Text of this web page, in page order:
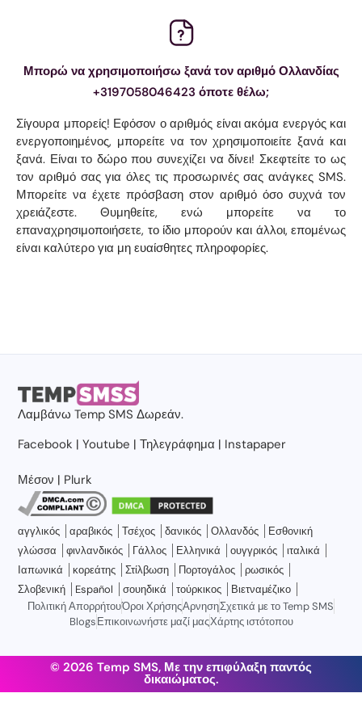
Μπορώ να χρησιμοποιήσω ξανά τον αριθμό Ολλανδίας
+3197058046423 όποτε θέλω;
Σίγουρα μπορείς! Εφόσον ο αριθμός είναι ακόμα ενεργός και
ενεργοποιημένος, μπορείτε να τον χρησιμοποιείτε ξανά και
ξανά. Είναι το δώρο που συνεχίζει να δίνει! Σκεφτείτε το ως
τον αριθμό σας για όλες τις προσωρινές σας ανάγκες SMS.
Μπορείτε να έχετε πρόσβαση στον αριθμό όσο συχνά τον
χρειάζεστε. Θυμηθείτε, ενώ μπορείτε να το
επαναχρησιμοποιήσετε, το ίδιο μπορούν και άλλοι, επομένως
είναι καλύτερο για μη ευαίσθητες πληροφορίες.
ΛαμβάνωTemp SMS Δωρεάν.
Facebook |Youtube |Τηλεγράφημα | Instapaper
Μέσον | Plurk
αγγλικός αραβικός Τσέχος δανικός Ολλανδός
Εσθονική
γλώσσα
φινλανδικός Γάλλος Ελληνικά ουγγρικός
ιταλικά
Ιαπωνικά
κορεάτης Στίλβωση Πορτογάλος
ρωσικός
Σλοβενική
Español σουηδικά τούρκικος
Βιετναμέζικο
Πολιτική ΑπορρήτουΌροι ΧρήσηςΑρνησηΣχετικά με το Temp SMS
BlogsΕπικοινωνήστε μαζί μαςΧάρτης ιστότοπου
© 2026 Temp SMS, Με την επιφύλαξη παντός
δικαιώματος.